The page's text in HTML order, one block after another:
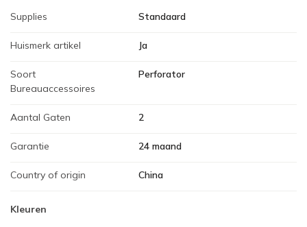
Supplies Standaard
Huismerk artikel Ja
Soort
Bureauaccessoires
Perforator
Aantal Gaten 2
Garantie 24 maand
Country of origin China
Kleuren